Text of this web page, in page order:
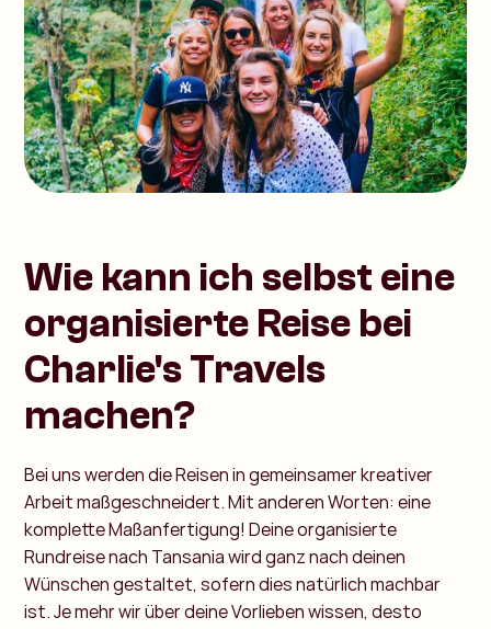
Wie kann ich selbst eine
organisierte Reise bei
Charlie's Travels
machen?
Bei uns werden die Reisen in gemeinsamer kreativer
Arbeit maßgeschneidert. Mit anderen Worten: eine
komplette Maßanfertigung! Deine organisierte
Rundreise nach Tansania wird ganz nach deinen
Wünschen gestaltet, sofern dies natürlich machbar
ist. Je mehr wir über deine Vorlieben wissen, desto